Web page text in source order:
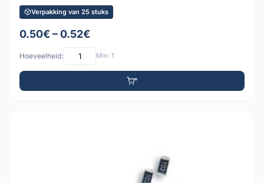
Verpakking van 25 stuks
0.50€ – 0.52€
Hoeveelheid: Min: 1